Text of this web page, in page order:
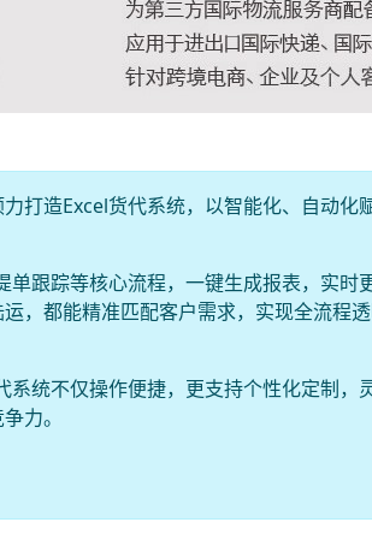
打造Excel货代系统，以智能化、自动化
跟踪等核心流程，一键生成报表，实时
，都能精准匹配客户需求，实现全流程
统不仅操作便捷，更支持个性化定制，
力。